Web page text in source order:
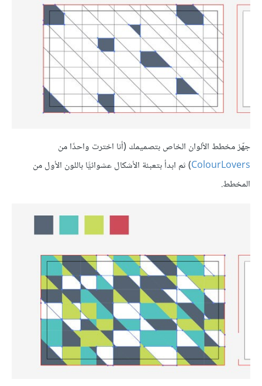
جهّز مخطط الألوان الخاص بتصميمك (أنا اخترت واحدًا من
ColourLovers) ثم ابدأ بتعبئة الأشكال عشوائيًّا باللون الأول من
المخطط.